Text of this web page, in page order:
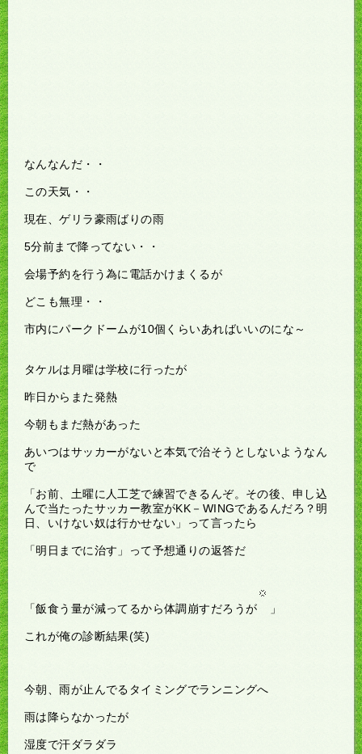
なんなんだ・・
この天気・・
現在、ゲリラ豪雨ばりの雨
5分前まで降ってない・・
会場予約を行う為に電話かけまくるが
どこも無理・・
市内にパークドームが10個くらいあればいいのにな～
タケルは月曜は学校に行ったが
昨日からまた発熱
今朝もまだ熱があった
あいつはサッカーがないと本気で治そうとしないようなん
で
「お前、土曜に人工芝で練習できるんぞ。その後、申し込
んで当たったサッカー教室がKK－WINGであるんだろ？明
日、いけない奴は行かせない」って言ったら
「明日までに治す」って予想通りの返答だ
「飯食う量が減ってるから体調崩すだろうが 」
これが俺の診断結果(笑)
今朝、雨が止んでるタイミングでランニングへ
雨は降らなかったが
湿度で汗ダラダラ